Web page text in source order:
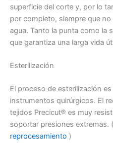
superficie del corte y, por lo
por completo, siempre que
agua. Tanto la punta como la
que garantiza una larga vida
Esterilización
El proceso de esterilización
instrumentos quirúrgicos. El
tejidos Precicut® es muy
soportar presiones extremas.
reprocesamiento )